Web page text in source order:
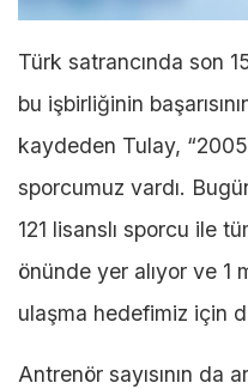
Türk satrancında son
bu işbirliğinin
kaydeden Tulay, “2005
sporcumuz vardı.
121 lisanslı sporcu ile
önünde yer alıyor ve 1
ulaşma hedefimiz için
Antrenör sayısının da